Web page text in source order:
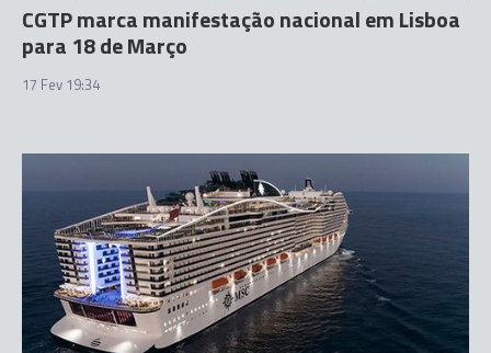
CGTP marca manifestação nacional em Lisboa
para 18 de Março
17 Fev 19:34